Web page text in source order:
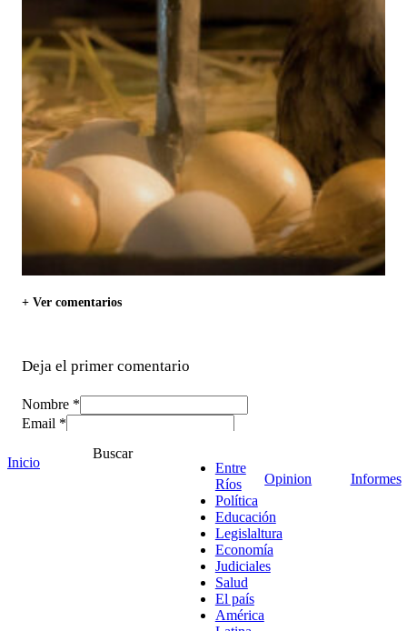
+ Ver comentarios
Deja el primer comentario
Nombre *
Email *
Inicio
Buscar
Entre
Ríos
Política
Educación
Legislaltura
Economía
Judiciales
Salud
El país
América
Opinion Informes